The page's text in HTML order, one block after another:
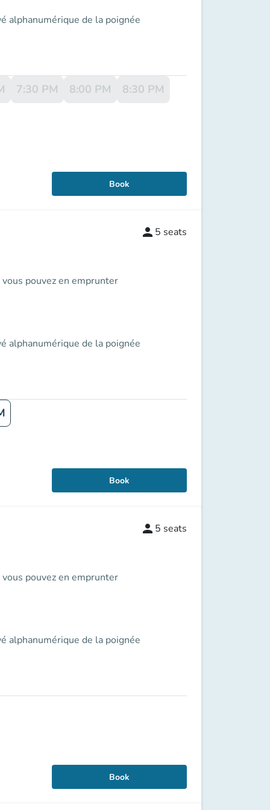
alphanumérique de la poignée
7:30 PM 8:00 PM
8:30 PM
Book
pouvez en emprunter
alphanumérique de la poignée
person 5 seats
Book
pouvez en emprunter
alphanumérique de la poignée
person 5 seats
Book